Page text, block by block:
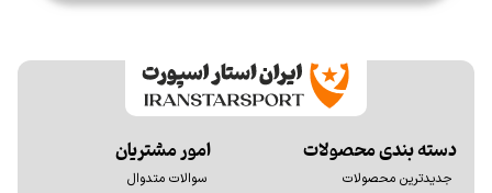
دسته بندی محصولات
جدیدترین محصولات
امور مشتریان
سوالات متدوال